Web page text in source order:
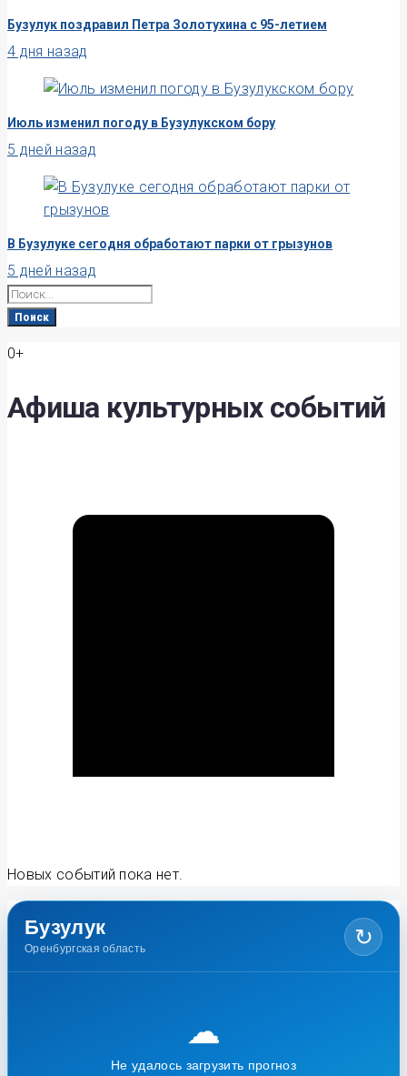
Бузулук поздравил Петра Золотухина с 95-летием
4 дня назад
Июль изменил погоду в Бузулукском бору
5 дней назад
В Бузулуке сегодня обработают парки от грызунов
5 дней назад
Search
for:
Поиск
0+
Афиша культурных событий
Новых событий пока нет.
Бузулук
Оренбургская область ↻
☁
Не удалось загрузить прогноз